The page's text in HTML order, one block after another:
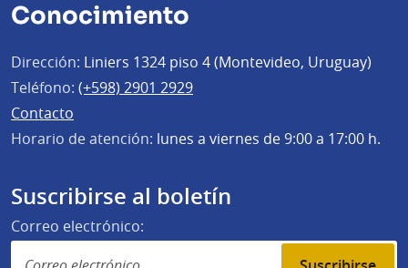
Conocimiento
Dirección: Liniers 1324 piso 4 (Montevideo, Uruguay)
Teléfono: (+598) 2901 2929
Contacto
Horario de atención: lunes a viernes de 9:00 a 17:00 h.
Suscribirse al boletín
Correo electrónico: